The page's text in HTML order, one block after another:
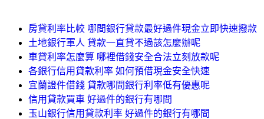
房貸利率比較 哪間銀行貸款最好過件現金立即快速撥款
土地銀行軍人 貸款一直貸不過該怎麼辦呢
車貸利率怎麼算 哪裡借錢安全合法立刻放款呢
各銀行信用貸款利率 如何預借現金安全快速
宜蘭證件借錢 貸款哪間銀行利率低有優惠呢
信用貸款買車 好過件的銀行有哪間
玉山銀行信用貸款利率 好過件的銀行有哪間